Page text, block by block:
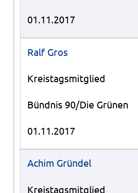
01.11.2017
Ralf Gros
Kreistagsmitglied
Bündnis 90/Die Grünen
01.11.2017
Achim Gründel
Kreistagsmitglied